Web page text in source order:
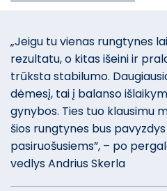
„Jeigu tu vienas rungtynes
rezultatu, o kitas išeini ir
trūksta stabilumo.
dėmesį, tai į balanso
gynybos. Ties tuo klausimu
šios rungtynes bus
pasiruošusiems”, – po
vedlys Andrius Skerla